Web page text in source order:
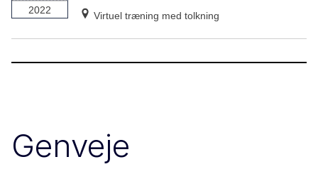
2022 Virtuel træning med tolkning
Genveje